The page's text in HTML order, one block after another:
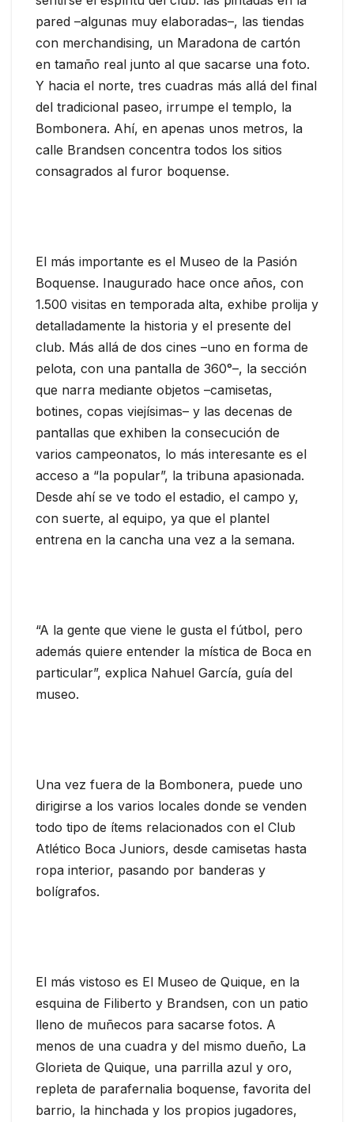
pared –algunas muy elaboradas–, las tiendas
con merchandising, un Maradona de cartón
en tamaño real junto al que sacarse una foto.
Y hacia el norte, tres cuadras más allá del final
del tradicional paseo, irrumpe el templo, la
Bombonera. Ahí, en apenas unos metros, la
calle Brandsen concentra todos los sitios
consagrados al furor boquense.
El más importante es el Museo de la Pasión
Boquense. Inaugurado hace once años, con
1.500 visitas en temporada alta, exhibe prolija y
detalladamente la historia y el presente del
club. Más allá de dos cines –uno en forma de
pelota, con una pantalla de 360°–, la sección
que narra mediante objetos –camisetas,
botines, copas viejísimas– y las decenas de
pantallas que exhiben la consecución de
varios campeonatos, lo más interesante es el
acceso a “la popular”, la tribuna apasionada.
Desde ahí se ve todo el estadio, el campo y,
con suerte, al equipo, ya que el plantel
entrena en la cancha una vez a la semana.
“A la gente que viene le gusta el fútbol, pero
además quiere entender la mística de Boca en
particular”, explica Nahuel García, guía del
museo.
Una vez fuera de la Bombonera, puede uno
dirigirse a los varios locales donde se venden
todo tipo de ítems relacionados con el Club
Atlético Boca Juniors, desde camisetas hasta
ropa interior, pasando por banderas y
bolígrafos.
El más vistoso es El Museo de Quique, en la
esquina de Filiberto y Brandsen, con un patio
lleno de muñecos para sacarse fotos. A
menos de una cuadra y del mismo dueño, La
Glorieta de Quique, una parrilla azul y oro,
repleta de parafernalia boquense, favorita del
barrio, la hinchada y los propios jugadores,